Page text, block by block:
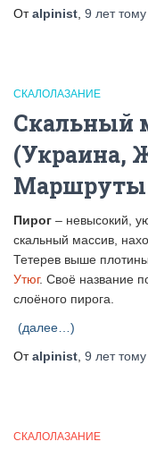
Отalpinist 9 леттому
СКАЛОЛАЗАНИЕ
Скальный
(Украина,
Маршруты
Пирог – невысокий,
скальный массив,
Тетерев выше
Утюг. Своё название
слоёного пирога.
(далее…)
Отalpinist 9 леттому
СКАЛОЛАЗАНИЕ